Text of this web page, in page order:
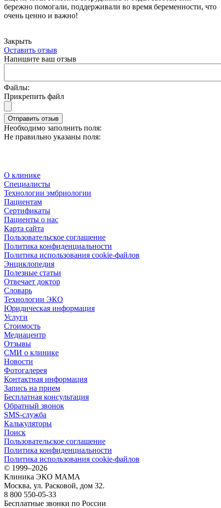
бережно помогали, поддерживали во время беременности, что
очень ценно и важно!
Закрыть
Оставить отзыв
Напишите ваш отзыв
Файлы:
Прикрепить файл
Отправить отзыв
Необходимо заполнить поля:
Не правильно указаны поля:
О клинике
Специалисты
Технологии эмбриологии
Пациентам
Сертификаты
Пациенты о нас
Карта сайта
Пользовательское соглашение
Политика конфиденциальности
Политика использования cookie-файлов
Энциклопедия
Полезные статьи
Отвечает доктор
Словарь
Технологии ЭКО
Юридическая информация
Услуги
Стоимость
Медиацентр
Отзывы
СМИ о клинике
Новости
Фотогалерея
Контактная информация
Запись на прием
Бесплатная консультация
Обратный звонок
SMS-служба
Калькуляторы
Поиск
Пользовательское соглашение
Политика конфиденциальности
Политика использования cookie-файлов
© 1999–2026
Клиника ЭКО МАМА
Москва, ул. Расковой, дом 32.
8 800 550-05-33
Бесплатные звонки по России